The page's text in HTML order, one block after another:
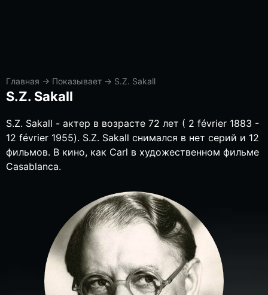
Главная → Показывает → S.Z. Sakall
S.Z. Sakall
S.Z. Sakall - актер в возрасте 72 лет ( 2 février 1883 -
12 février 1955). S.Z. Sakall снимался в нет серий и 12
фильмов. В кино, как Carl в художественном фильме
Casablanca.